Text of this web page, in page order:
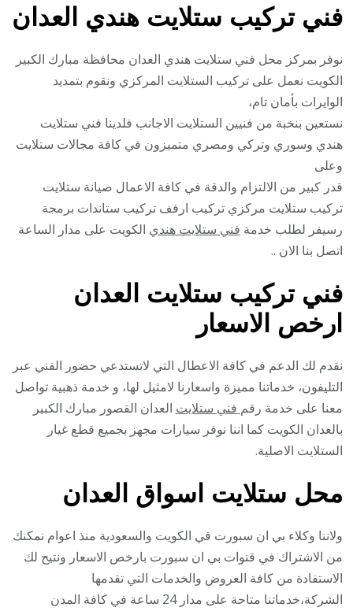
فني تركيب ستلايت هندي العدان
نوفر بمركز محل فني ستلايت هندي العدان محافظة مبارك الكبير
الكويت نعمل على تركيب الستلايت المركزي ونقوم بتمديد
الوايرات بأمان تام،
نستعين بنخبة من فنيين الستلايت الاجانب فلدينا فني ستلايت
هندي وسوري وتركي ومصري متميزون في كافة مجالات ستلايت
وعلى
قدر كبير من الالتزام والدقة في كافة الاعمال صيانة ستلايت
تركيب ستلايت مركزي تركيب ارفف تركيب ستاندات برمجة
رسيفر لطلب خدمة فني ستلايت هندي الكويت على مدار الساعة
اتصل بنا الان ..
فني تركيب ستلايت العدان
ارخص الاسعار
نقدم لك الدعم في كافة الاعطال التي لاتستدعي حضور الفني عبر
التليفون، خدماتنا مميزة واسعارنا لامثيل لها، و خدمة ذهبية تواصل
معنا على خدمة رقم فني ستلايت العدان القصور مبارك الكبير
بالعدان الكويت كما اننا نوفر سيارات مجهز بجميع قطع غيار
الستلايت الاصلية.
محل ستلايت اسواق العدان
ولاننا وكلاء بي ان سبورت في الكويت والسعودية منذ اعوام نمكنك
من الاشتراك في قنوات بي ان سبورت بارخص الاسعار ونتيح لك
الاستفادة من كافة العروض والخدمات التي تقدمها
الشركة،خدماتنا متاحة على مدار 24 ساعة في كافة المدن